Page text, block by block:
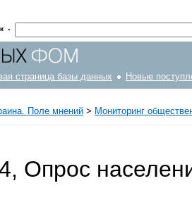
·
страница базы данных Новые
Поле мнений > Мониторинг
Опрос